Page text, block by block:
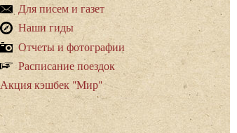
Для писем и газет
Наши гиды
Отчеты и фотографии
Расписание поездок
Акция кэшбек "Мир"